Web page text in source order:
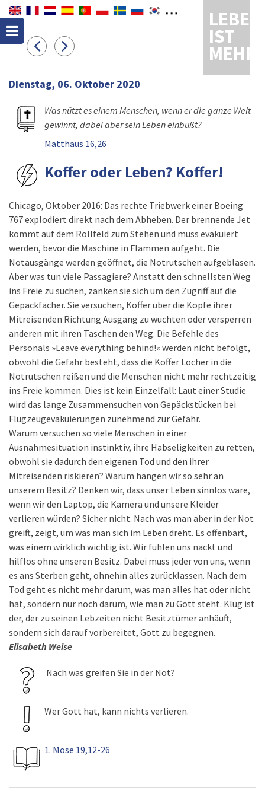
LEBEN
IST
MEHR
Dienstag, 06. Oktober 2020
Was nützt es einem Menschen, wenn er die ganze Welt
gewinnt, dabei aber sein Leben einbüßt?
Matthäus 16,26
Koffer oder Leben? Koffer!
Chicago, Oktober 2016: Das rechte Triebwerk einer Boeing
767 explodiert direkt nach dem Abheben. Der brennende Jet
kommt auf dem Rollfeld zum Stehen und muss evakuiert
werden, bevor die Maschine in Flammen aufgeht. Die
Notausgänge werden geöffnet, die Notrutschen aufgeblasen.
Aber was tun viele Passagiere? Anstatt den schnellsten Weg
ins Freie zu suchen, zanken sie sich um den Zugriff auf die
Gepäckfächer. Sie versuchen, Koffer über die Köpfe ihrer
Mitreisenden Richtung Ausgang zu wuchten oder versperren
anderen mit ihren Taschen den Weg. Die Befehle des
Personals »Leave everything behind!« werden nicht befolgt,
obwohl die Gefahr besteht, dass die Koffer Löcher in die
Notrutschen reißen und die Menschen nicht mehr rechtzeitig
ins Freie kommen. Dies ist kein Einzelfall: Laut einer Studie
wird das lange Zusammensuchen von Gepäckstücken bei
Flugzeugevakuierungen zunehmend zur Gefahr.
Warum versuchen so viele Menschen in einer
Ausnahmesituation instinktiv, ihre Habseligkeiten zu retten,
obwohl sie dadurch den eigenen Tod und den ihrer
Mitreisenden riskieren? Warum hängen wir so sehr an
unserem Besitz? Denken wir, dass unser Leben sinnlos wäre,
wenn wir den Laptop, die Kamera und unsere Kleider
verlieren würden? Sicher nicht. Nach was man aber in der Not
greift, zeigt, um was man sich im Leben dreht. Es offenbart,
was einem wirklich wichtig ist. Wir fühlen uns nackt und
hilflos ohne unseren Besitz. Dabei muss jeder von uns, wenn
es ans Sterben geht, ohnehin alles zurücklassen. Nach dem
Tod geht es nicht mehr darum, was man alles hat oder nicht
hat, sondern nur noch darum, wie man zu Gott steht. Klug ist
der, der zu seinen Lebzeiten nicht Besitztümer anhäuft,
sondern sich darauf vorbereitet, Gott zu begegnen.
Elisabeth Weise
Nach was greifen Sie in der Not?
Wer Gott hat, kann nichts verlieren.
1. Mose 19,12-26